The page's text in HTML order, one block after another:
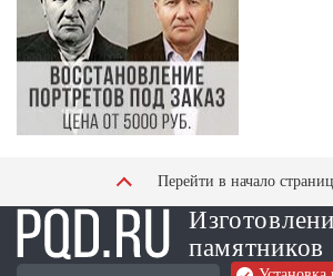
Перейти в начало
памятников